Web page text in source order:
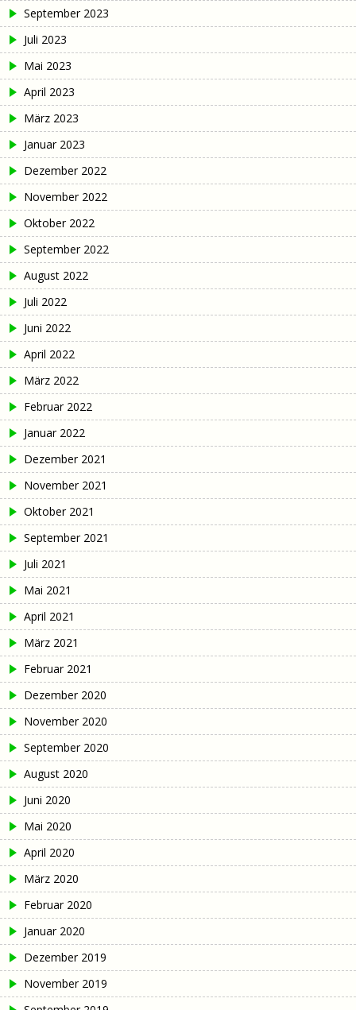
September 2023
Juli 2023
Mai 2023
April 2023
März 2023
Januar 2023
Dezember 2022
November 2022
Oktober 2022
September 2022
August 2022
Juli 2022
Juni 2022
April 2022
März 2022
Februar 2022
Januar 2022
Dezember 2021
November 2021
Oktober 2021
September 2021
Juli 2021
Mai 2021
April 2021
März 2021
Februar 2021
Dezember 2020
November 2020
September 2020
August 2020
Juni 2020
Mai 2020
April 2020
März 2020
Februar 2020
Januar 2020
Dezember 2019
November 2019